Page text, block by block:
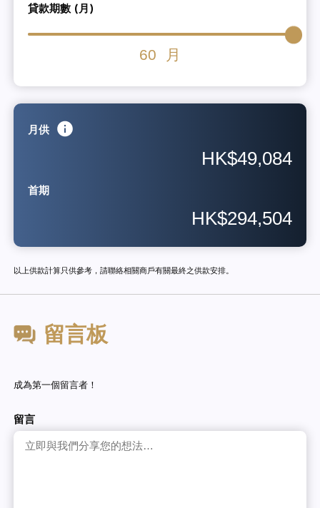
貸款期數 (月)
60 月
月供
HK$49,084
首期
HK$294,504
以上供款計算只供參考，請聯絡相關商戶有關最終之供款安排。
留言板
成為第一個留言者！
留言